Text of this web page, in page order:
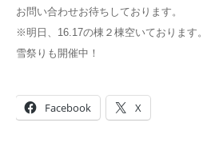
お問い合わせお待ちしております。
※明日、16.17の棟２棟空いております。
雪祭りも開催中！
Facebook X